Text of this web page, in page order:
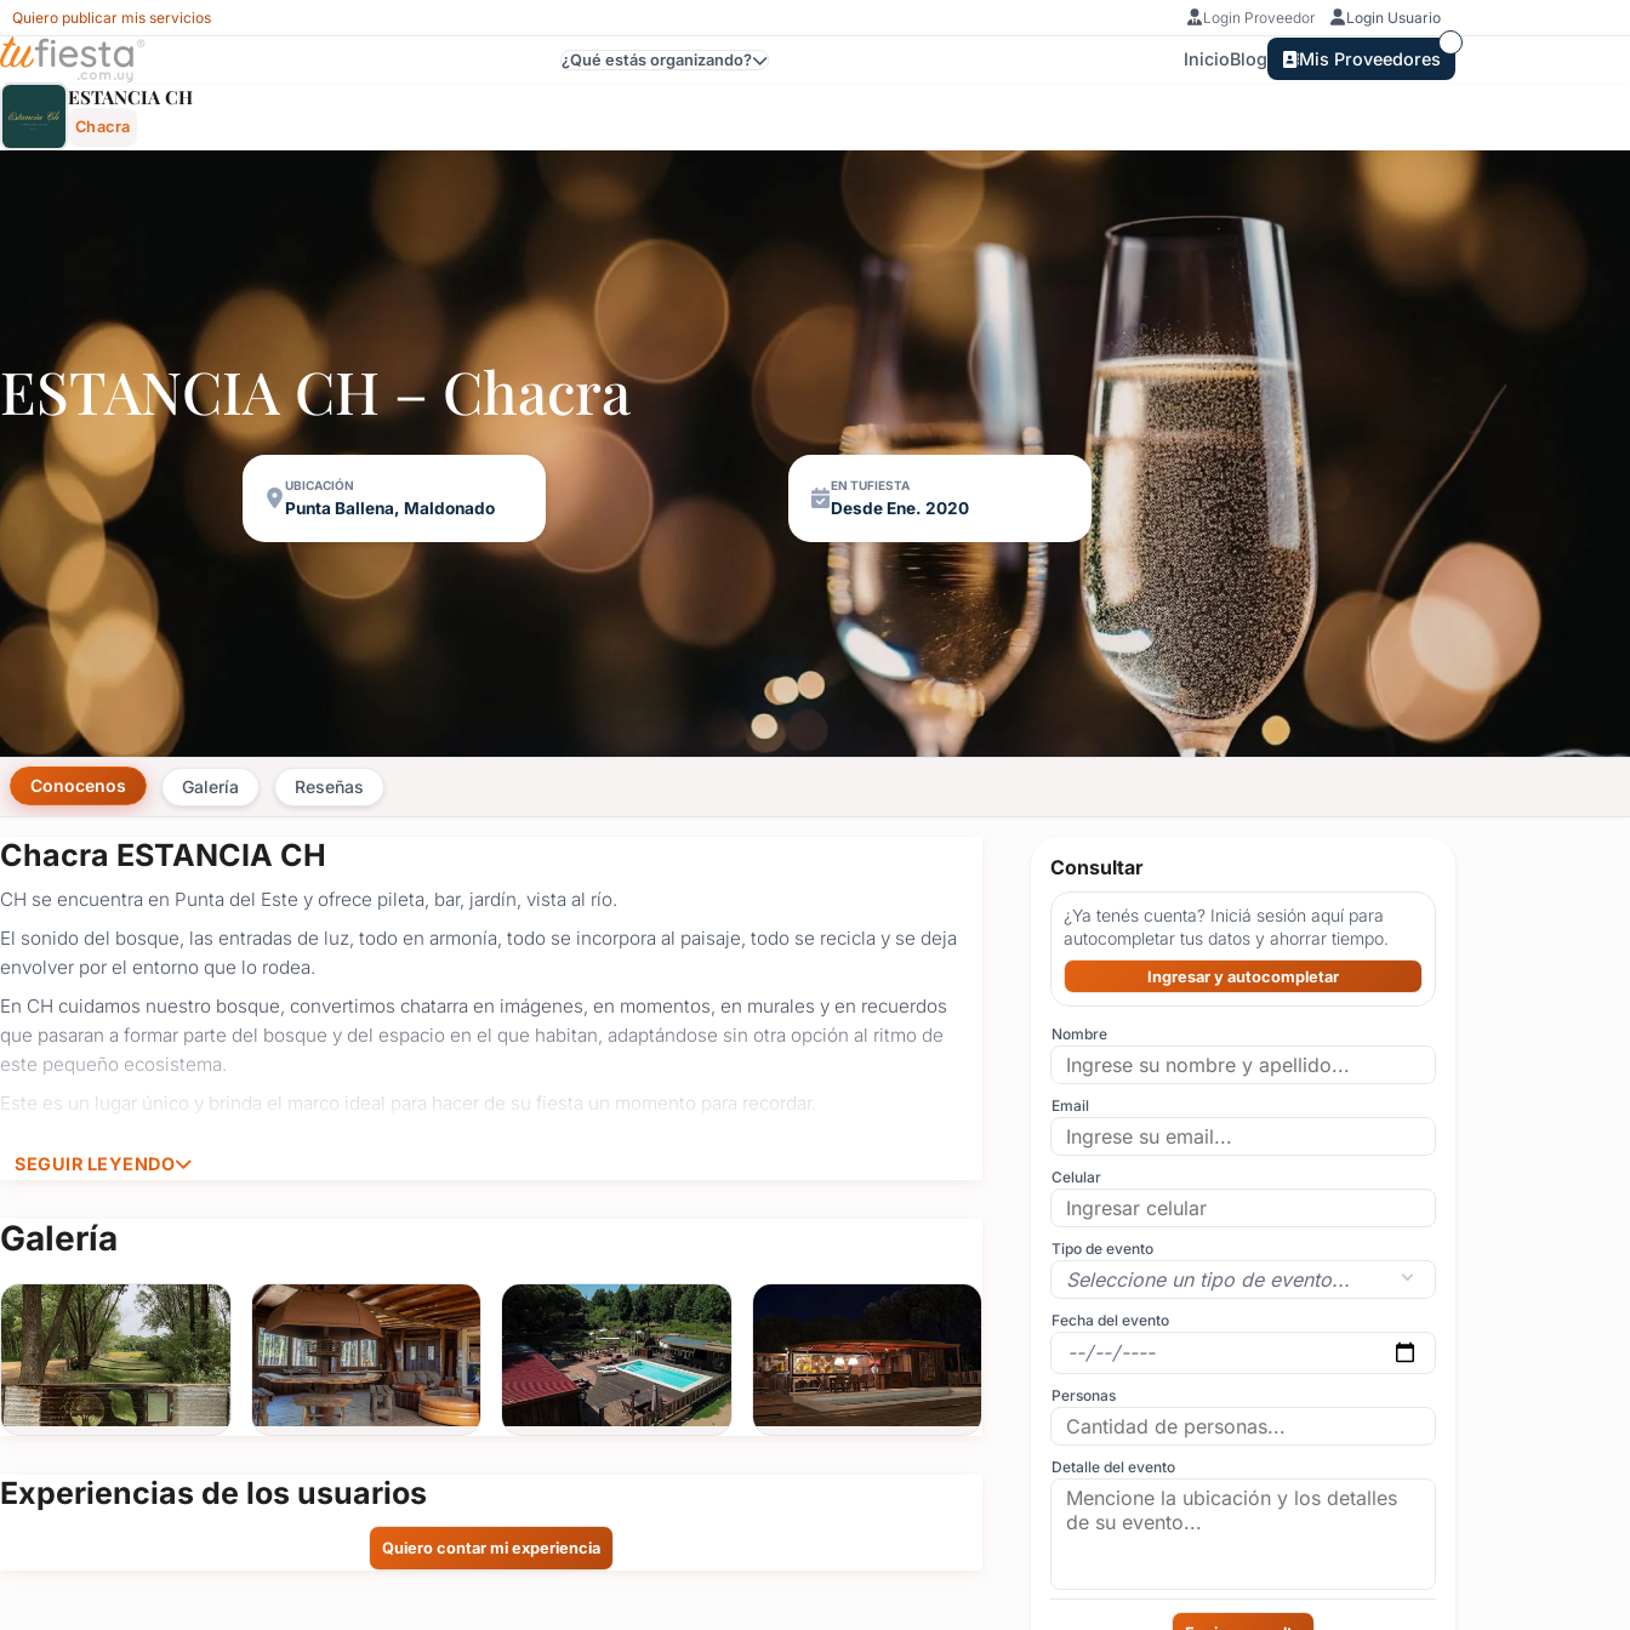
Quiero publicar mis servicios Login Proveedor Login Usuario
Estancia Ch - Chacra En Punta Ballena, Maldonado, Uruguay
¿Qué estás organizando? InicioBlog Mis Proveedores
ESTANCIA CH
Chacra
ESTANCIA CH – Chacra
UBICACIÓN
Punta Ballena, Maldonado
EN TUFIESTA
Desde Ene. 2020
Conocenos Galería Reseñas
Chacra ESTANCIA CH
CH se encuentra en Punta del Este y ofrece pileta, bar, jardín, vista al río.
El sonido del bosque, las entradas de luz, todo en armonía, todo se incorpora al paisaje, todo se recicla y se deja
envolver por el entorno que lo rodea.
En CH cuidamos nuestro bosque, convertimos chatarra en imágenes, en momentos, en murales y en recuerdos
que pasaran a formar parte del bosque y del espacio en el que habitan, adaptándose sin otra opción al ritmo de
este pequeño ecosistema.
Este es un lugar único y brinda el marco ideal para hacer de su fiesta un momento para recordar.
SEGUIR LEYENDO
Galería
Experiencias de los usuarios
Quiero contar mi experiencia
Consultar
¿Ya tenés cuenta? Iniciá sesión aquí para
autocompletar tus datos y ahorrar tiempo.
Ingresar y autocompletar
Nombre
Email
Celular
Tipo de evento
Fecha del evento
Personas
Detalle del evento